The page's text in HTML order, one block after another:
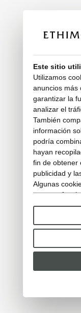
Este sitio
Utilizamos
anuncios más
garantizar la
analizar el
También
información
podría
hayan
fin de obtener
publicidad y
Algunas
correcto
comparten
Para saber
de cookies.
Por favor,